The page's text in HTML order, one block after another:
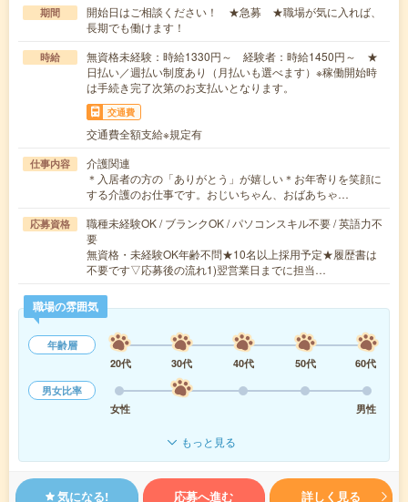
期間
開始日はご相談ください！ ★急募 ★職場が気に入れば、
長期でも働けます！
時給
無資格未経験：時給1330円～ 経験者：時給1450円～ ★
日払い／週払い制度あり（月払いも選べます）※稼働開始時
は手続き完了次第のお支払いとなります。
交通費
交通費全額支給※規定有
仕事内容
介護関連
＊入居者の方の「ありがとう」が嬉しい＊お年寄りを笑顔に
する介護のお仕事です。おじいちゃん、おばあちゃ…
応募資格
職種未経験OK / ブランクOK / パソコンスキル不要 / 英語力不
要
無資格・未経験OK年齢不問★10名以上採用予定★履歴書は
不要です▽応募後の流れ1)翌営業日までに担当…
職場の雰囲気
年齢層
20代
30代 40代 50代
60代
男女比率
女性
男性
もっと見る
気になる! 応募へ進む 詳しく見る